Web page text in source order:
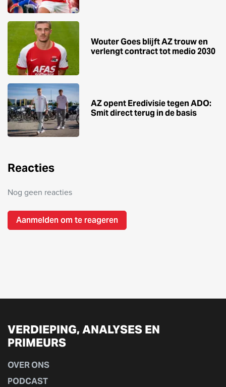
Wouter Goes blijft AZ trouw en
verlengt contract tot medio 2030
AZ opent Eredivisie tegen ADO:
Smit direct terug in de basis
Reacties
Nog geen reacties
Aanmelden om te reageren
VERDIEPING, ANALYSES EN
PRIMEURS
OVER ONS
PODCAST